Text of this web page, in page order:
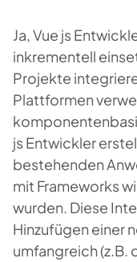
Ja, Vue js
inkrementell
Projekte
Plattformen
js Entwickler
bestehenden
mit Frameworks
wurden. Diese
Hinzufügen einer
umfangreich (z.B.